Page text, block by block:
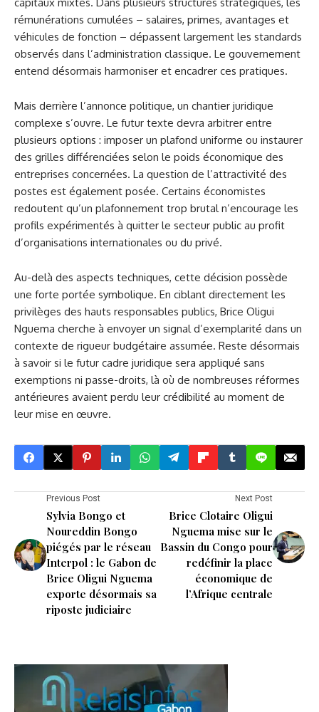
capitaux mixtes. Dans plusieurs structures stratégiques, les
rémunérations cumulées – salaires, primes, avantages et
véhicules de fonction – dépassent largement les standards
observés dans l’administration classique. Le gouvernement
entend désormais harmoniser et encadrer ces pratiques.
Mais derrière l’annonce politique, un chantier juridique
complexe s’ouvre. Le futur texte devra arbitrer entre
plusieurs options : imposer un plafond uniforme ou instaurer
des grilles différenciées selon le poids économique des
entreprises concernées. La question de l’attractivité des
postes est également posée. Certains économistes
redoutent qu’un plafonnement trop brutal n’encourage les
profils expérimentés à quitter le secteur public au profit
d’organisations internationales ou du privé.
Au-delà des aspects techniques, cette décision possède
une forte portée symbolique. En ciblant directement les
privilèges des hauts responsables publics, Brice Oligui
Nguema cherche à envoyer un signal d’exemplarité dans un
contexte de rigueur budgétaire assumée. Reste désormais
à savoir si le futur cadre juridique sera appliqué sans
exemptions ni passe-droits, là où de nombreuses réformes
antérieures avaient perdu leur crédibilité au moment de
leur mise en œuvre.
Previous Post
Sylvia Bongo et
Noureddin Bongo
piégés par le réseau
Interpol : le Gabon de
Brice Oligui Nguema
exporte désormais sa
riposte judiciaire
Next Post
Brice Clotaire Oligui
Nguema mise sur le
Bassin du Congo pour
redéfinir la place
économique de
l’Afrique centrale